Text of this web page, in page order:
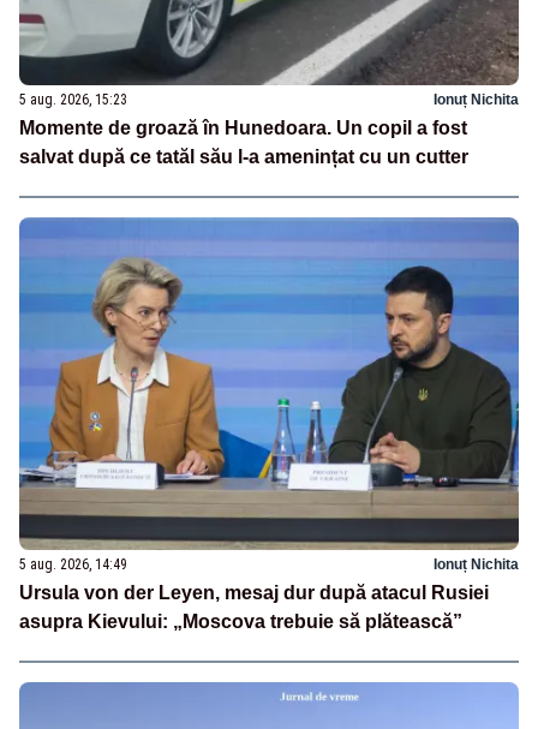
5 aug. 2026, 15:23 Ionuț Nichita
Momente de groază în Hunedoara. Un copil a fost
salvat după ce tatăl său l-a amenințat cu un cutter
5 aug. 2026, 14:49 Ionuț Nichita
Ursula von der Leyen, mesaj dur după atacul Rusiei
asupra Kievului: „Moscova trebuie să plătească”